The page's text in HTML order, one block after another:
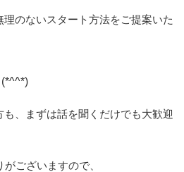
のないスタート方法をご提案いた
、まずは話を聞くだけでも大歓迎
ございますので、